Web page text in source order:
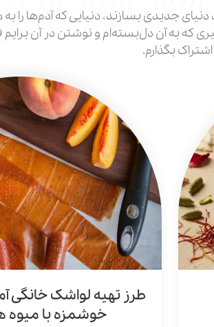
جدیدی بسازند، دنیایی که آدم‌ها را
که به آن دل‌بسته‌ام و نوشتن در آن
بگذارم.
طرز تهیه لواشک خانگی
خوشمزه با